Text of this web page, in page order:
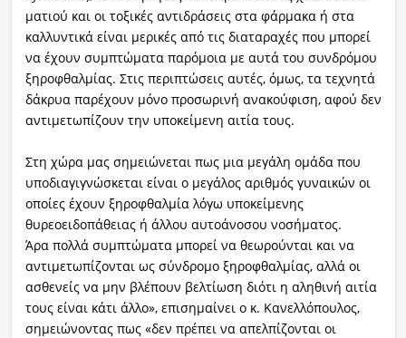
ματιού και οι τοξικές αντιδράσεις στα φάρμακα ή στα
καλλυντικά είναι μερικές από τις διαταραχές που μπορεί
να έχουν συμπτώματα παρόμοια με αυτά του συνδρόμου
ξηροφθαλμίας. Στις περιπτώσεις αυτές, όμως, τα τεχνητά
δάκρυα παρέχουν μόνο προσωρινή ανακούφιση, αφού δεν
αντιμετωπίζουν την υποκείμενη αιτία τους.
Στη χώρα μας σημειώνεται πως μια μεγάλη ομάδα που
υποδιαγιγνώσκεται είναι ο μεγάλος αριθμός γυναικών οι
οποίες έχουν ξηροφθαλμία λόγω υποκείμενης
θυρεοειδοπάθειας ή άλλου αυτοάνοσου νοσήματος.
Άρα πολλά συμπτώματα μπορεί να θεωρούνται και να
αντιμετωπίζονται ως σύνδρομο ξηροφθαλμίας, αλλά οι
ασθενείς να μην βλέπουν βελτίωση διότι η αληθινή αιτία
τους είναι κάτι άλλο», επισημαίνει ο κ. Κανελλόπουλος,
σημειώνοντας πως «δεν πρέπει να απελπίζονται οι